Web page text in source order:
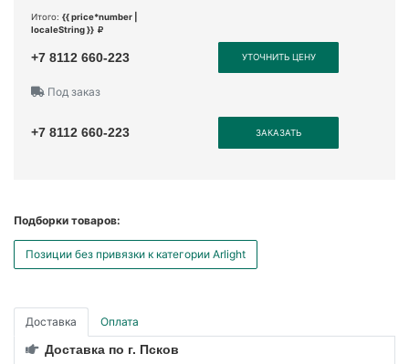
Итого: {{ price*number |
localeString }}
+7 8112 660-223 УТОЧНИТЬ ЦЕНУ
Под заказ
+7 8112 660-223 ЗАКАЗАТЬ
Подборки товаров:
Позиции без привязки к категории Arlight
Доставка Оплата
Доставка по г. Псков